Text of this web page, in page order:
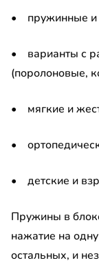
• пружинные и
• варианты с
(поролоновые,
• мягкие и
•
• детские и
Пружины в
нажатие на
остальных, и